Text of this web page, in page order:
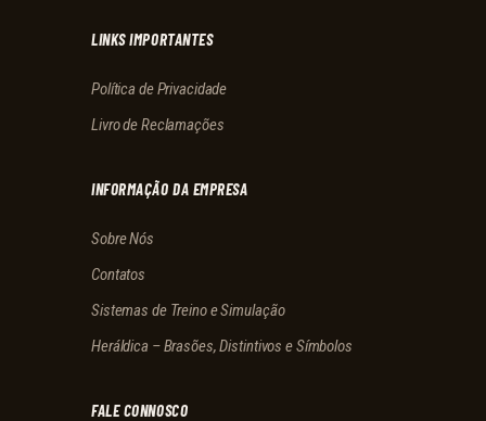
LINKS IMPORTANTES
Política de Privacidade
Livro de Reclamações
INFORMAÇÃO DA EMPRESA
Sobre Nós
Contatos
Sistemas de Treino e Simulação
Heráldica – Brasões, Distintivos e Símbolos
FALE CONNOSCO